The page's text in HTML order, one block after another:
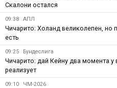
Скалони остался
09:38 АПЛ
Чичарито: Холанд великолепен, но
есть
09:25 Бундеслига
Чичарито: дай Кейну два момента
реализует
09:10 ЧМ-2026